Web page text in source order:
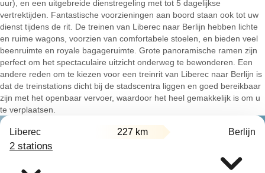
uur), en een uitgebreide dienstregeling met tot 5 dagelijkse
vertrektijden. Fantastische voorzieningen aan boord staan ook tot uw
dienst tijdens de rit. De treinen van Liberec naar Berlijn hebben lichte
en ruime wagons, voorzien van comfortabele stoelen, en bieden veel
beenruimte en royale bagageruimte. Grote panoramische ramen zijn
perfect om het spectaculaire uitzicht onderweg te bewonderen. Een
andere reden om te kiezen voor een treinrit van Liberec naar Berlijn is
dat de treinstations dicht bij de stadscentra liggen en goed bereikbaar
zijn met het openbaar vervoer, waardoor het heel gemakkelijk is om u
te verplaatsen.
Liberec 227 km Berlijn
2 stations